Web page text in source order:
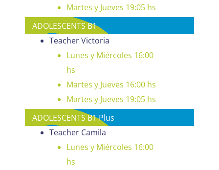
Martes y Jueves 19:05 hs
ADOLESCENTS B1
Teacher Victoria
Lunes y Miércoles 16:00
hs
Martes y Jueves 16:00 hs
Martes y Jueves 19:05 hs
ADOLESCENTS B1 Plus
Teacher Camila
Lunes y Miércoles 16:00
hs